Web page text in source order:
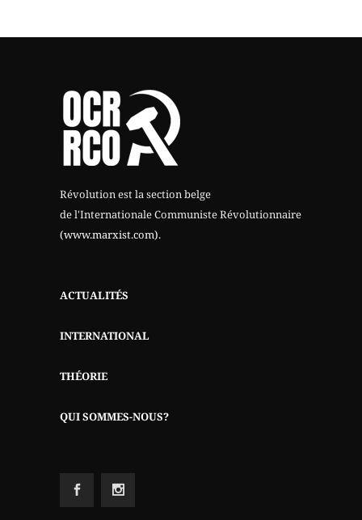
Révolution est la section belge
de l'Internationale Communiste Révolutionnaire
(www.marxist.com).
ACTUALITÉS
INTERNATIONAL
THÉORIE
QUI SOMMES-NOUS?